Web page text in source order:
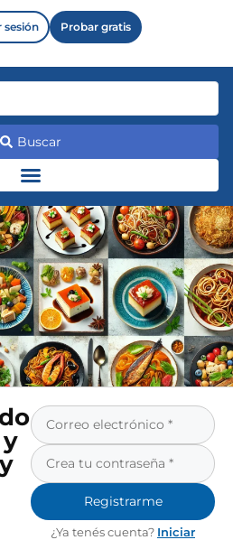
sesión Probar gratis
Buscar
Registrarme
¿Ya tenés cuenta? Iniciar